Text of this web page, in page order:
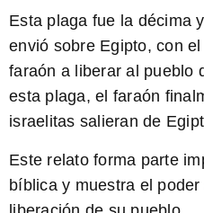
Esta plaga fue la décima
envió sobre Egipto, con
faraón a liberar al pueblo
esta plaga, el faraón
israelitas salieran de
Este relato forma parte
bíblica y muestra el